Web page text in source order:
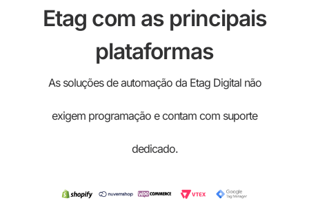
Etag com as principais
plataformas
As soluções de automação da Etag Digital não
exigem programação e contam com suporte
dedicado.